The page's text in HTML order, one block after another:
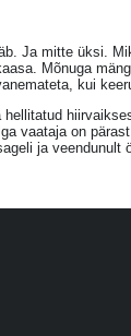
Ja mitte üksi.
Mõnuga
kui
vaataja on
ja veendunult